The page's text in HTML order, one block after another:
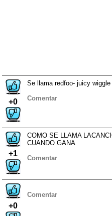
+0
Se llama redfoo- juicy wiggle
Comentar
+1
COMO SE LLAMA
CUANDO GANA
Comentar
+0
Comentar